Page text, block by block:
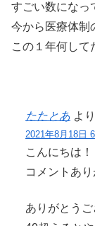
すごい数になっ
今から医療体制
この１年何して
たたとあ よ
2021年8月18日
こんにちは！
コメントあ
ありがとうご